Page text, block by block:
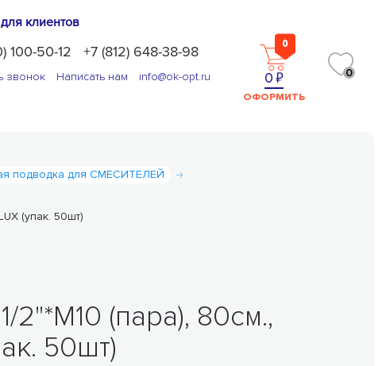
клиентов
100-50-12 +7 (812) 648-38-98
звонок Написать нам info@ok-opt.ru
0
0
ОФОРМИТЬ
0
подводка для СМЕСИТЕЛЕЙ
(упак. 50шт)
2"*М10 (пара), 80см.,
50шт)